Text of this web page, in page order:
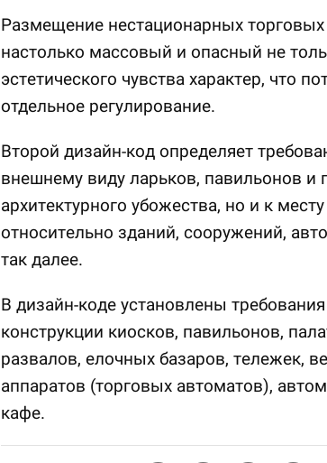
Размещение нестационарных торговых
настолько массовый и опасный не
эстетического чувства характер, что
отдельное регулирование.
Второй дизайн-код определяет
внешнему виду ларьков, павильонов и
архитектурного убожества, но и к
относительно зданий, сооружений,
так далее.
В дизайн-коде установлены
конструкции киосков, павильонов,
развалов, елочных базаров, тележек,
аппаратов (торговых автоматов),
кафе.